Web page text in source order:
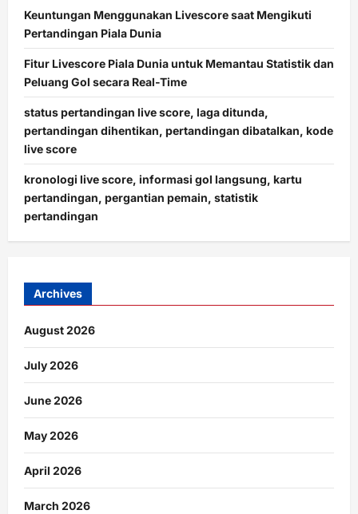
Keuntungan Menggunakan Livescore saat Mengikuti
Pertandingan Piala Dunia
Fitur Livescore Piala Dunia untuk Memantau Statistik dan
Peluang Gol secara Real-Time
status pertandingan live score, laga ditunda,
pertandingan dihentikan, pertandingan dibatalkan, kode
live score
kronologi live score, informasi gol langsung, kartu
pertandingan, pergantian pemain, statistik
pertandingan
Archives
August 2026
July 2026
June 2026
May 2026
April 2026
March 2026